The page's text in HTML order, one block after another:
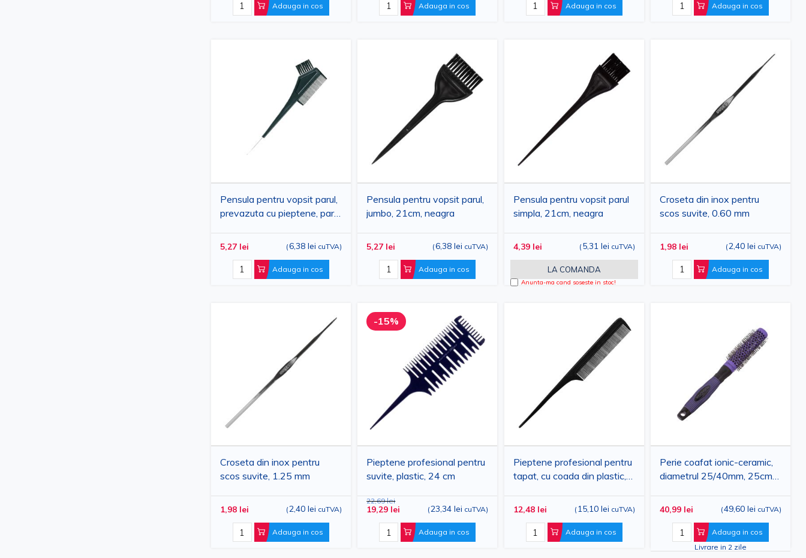
Adauga in cos Adauga in cos Adauga in cos Adauga in cos
Pensula pentru vopsit parul,
prevazuta cu pieptene, par
5,27 lei (6,38 lei cuTVA)
Adauga in cos
Pensula pentru vopsit parul,
jumbo, 21cm, neagra
5,27 lei (6,38 lei cuTVA)
Adauga in cos
Pensula pentru vopsit parul
simpla, 21cm, neagra
4,39 lei ( 5,31 lei cuTVA)
LA COMANDA
Anunta-ma cand soseste in stoc!
Croseta din inox pentru
scos suvite, 0.60 mm
1,98 lei (2,40 lei cuTVA)
Adauga in cos
Croseta din inox pentru
scos suvite, 1.25 mm
1,98 lei (2,40 lei cuTVA)
Adauga in cos
-15%
Pieptene profesional pentru
suvite, plastic, 24 cm
19,29 lei
22,69 lei
(23,34 lei cuTVA)
Adauga in cos
Pieptene profesional pentru
tapat, cu coada din plastic,
12,48 lei ( 15,10 lei cuTVA)
Adauga in cos
Perie coafat ionic-ceramic,
diametrul 25/40mm, 25cm
40,99 lei (49,60 lei cuTVA)
Adauga in cos
Livrare in 2 zile